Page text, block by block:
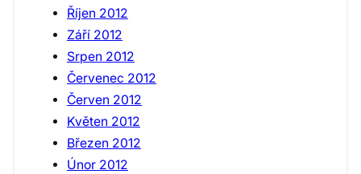
Říjen 2012
Září 2012
Srpen 2012
Červenec 2012
Červen 2012
Květen 2012
Březen 2012
Únor 2012